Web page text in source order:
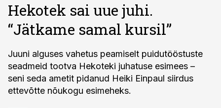
Hekotek sai uue juhi.
“Jätkame samal kursil”
Juuni alguses vahetus peamiselt puidutööstuste
seadmeid tootva Hekoteki juhatuse esimees –
seni seda ametit pidanud Heiki Einpaul siirdus
ettevõtte nõukogu esimeheks.